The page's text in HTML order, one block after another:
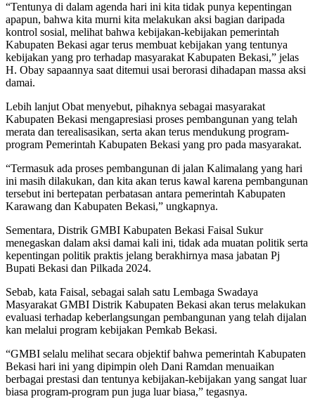
“Tentunya di dalam agenda hari ini kita tidak punya kepentingan
apapun, bahwa kita murni kita melakukan aksi bagian daripada
kontrol sosial, melihat bahwa kebijakan-kebijakan pemerintah
Kabupaten Bekasi agar terus membuat kebijakan yang tentunya
kebijakan yang pro terhadap masyarakat Kabupaten Bekasi,” jelas
H. Obay sapaannya saat ditemui usai berorasi dihadapan massa aksi
damai.
Lebih lanjut Obat menyebut, pihaknya sebagai masyarakat
Kabupaten Bekasi mengapresiasi proses pembangunan yang telah
merata dan terealisasikan, serta akan terus mendukung program-
program Pemerintah Kabupaten Bekasi yang pro pada masyarakat.
“Termasuk ada proses pembangunan di jalan Kalimalang yang hari
ini masih dilakukan, dan kita akan terus kawal karena pembangunan
tersebut ini bertepatan perbatasan antara pemerintah Kabupaten
Karawang dan Kabupaten Bekasi,” ungkapnya.
Sementara, Distrik GMBI Kabupaten Bekasi Faisal Sukur
menegaskan dalam aksi damai kali ini, tidak ada muatan politik serta
kepentingan politik praktis jelang berakhirnya masa jabatan Pj
Bupati Bekasi dan Pilkada 2024.
Sebab, kata Faisal, sebagai salah satu Lembaga Swadaya
Masyarakat GMBI Distrik Kabupaten Bekasi akan terus melakukan
evaluasi terhadap keberlangsungan pembangunan yang telah dijalan
kan melalui program kebijakan Pemkab Bekasi.
“GMBI selalu melihat secara objektif bahwa pemerintah Kabupaten
Bekasi hari ini yang dipimpin oleh Dani Ramdan menuaikan
berbagai prestasi dan tentunya kebijakan-kebijakan yang sangat luar
biasa program-program pun juga luar biasa,” tegasnya.